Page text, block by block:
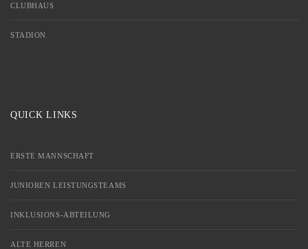
CLUBHAUS
STADION
QUICK LINKS
ERSTE MANNSCHAFT
JUNIOREN LEISTUNGSTEAMS
INKLUSIONS-ABTEILUNG
ALTE HERREN